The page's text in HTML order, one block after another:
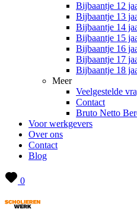
Bijbaantje 12
Bijbaantje 13
Bijbaantje 14
Bijbaantje 15
Bijbaantje 16
Bijbaantje 17
Bijbaantje 18
Meer
Veelgestelde
Contact
Bruto Netto
Voor werkgevers
Over ons
Contact
Blog
0